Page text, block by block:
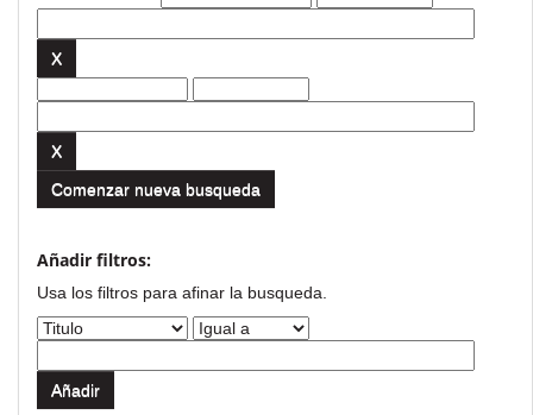
Comenzar nueva busqueda
Añadir filtros:
Usa los filtros para afinar la busqueda.